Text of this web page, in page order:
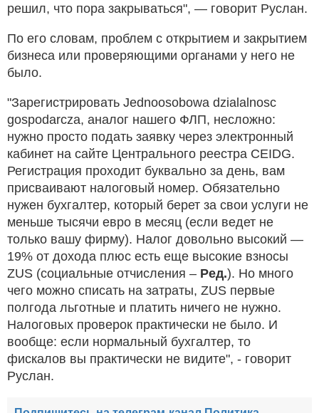
решил, что пора закрываться", — говорит Руслан.
По его словам, проблем с открытием и закрытием
бизнеса или проверяющими органами у него не
было.
"Зарегистрировать Jednoosobowa dzialalnosc
gospodarcza, аналог нашего ФЛП, несложно:
нужно просто подать заявку через электронный
кабинет на сайте Центрального реестра CEIDG.
Регистрация проходит буквально за день, вам
присваивают налоговый номер. Обязательно
нужен бухгалтер, который берет за свои услуги не
меньше тысячи евро в месяц (если ведет не
только вашу фирму). Налог довольно высокий —
19% от дохода плюс есть еще высокие взносы
ZUS (социальные отчисления – Ред.). Но много
чего можно списать на затраты, ZUS первые
полгода льготные и платить ничего не нужно.
Налоговых проверок практически не было. И
вообще: если нормальный бухгалтер, то
фискалов вы практически не видите", - говорит
Руслан.